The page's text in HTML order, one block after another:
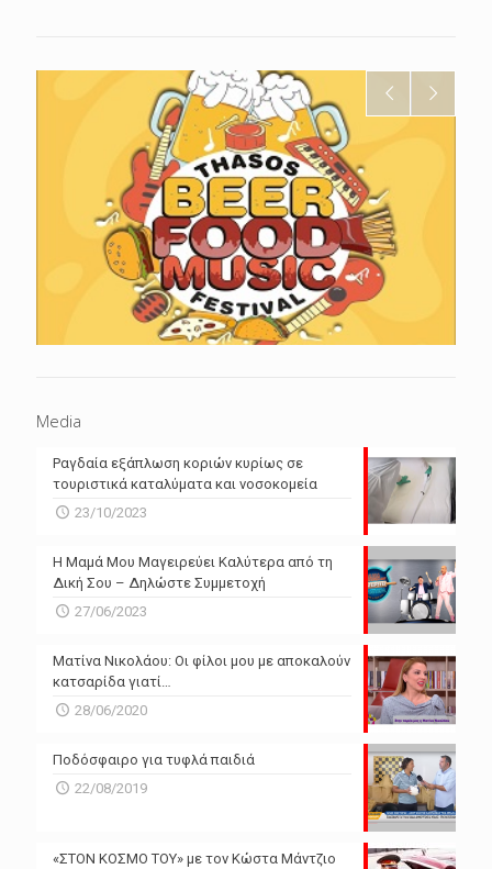
Media
Ραγδαία εξάπλωση κοριών κυρίως σε
τουριστικά καταλύματα και νοσοκομεία
23/10/2023
Η Μαμά Μου Μαγειρεύει Καλύτερα από τη
Δική Σου – Δηλώστε Συμμετοχή
27/06/2023
Ματίνα Νικολάου: Οι φίλοι μου με αποκαλούν
κατσαρίδα γιατί…
28/06/2020
Ποδόσφαιρο για τυφλά παιδιά
22/08/2019
«ΣΤΟΝ ΚΟΣΜΟ ΤΟΥ» με τον Κώστα Μάντζιο